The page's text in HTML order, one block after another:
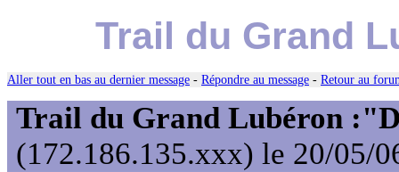
Trail du Grand
Aller tout en bas au dernier message - Répondre au message - Retour au
Trail du Grand Lubéron
(172.186.135.xxx) le 20/05/